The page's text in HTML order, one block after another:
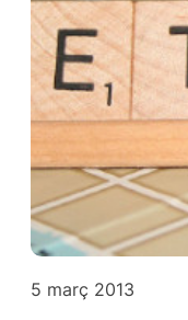
5 març 2013